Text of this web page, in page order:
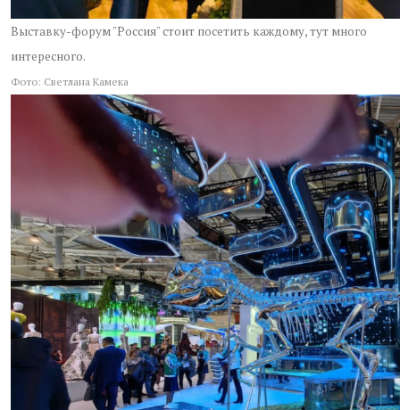
Выставку-форум "Россия" стоит посетить каждому, тут много
интересного.
Фото: Светлана Камека